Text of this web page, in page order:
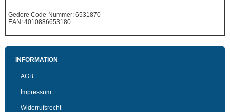
Gedore Code-Nummer: 6531870
EAN: 4010886653180
INFORMATION
AGB
Impressum
Widerrufsrecht